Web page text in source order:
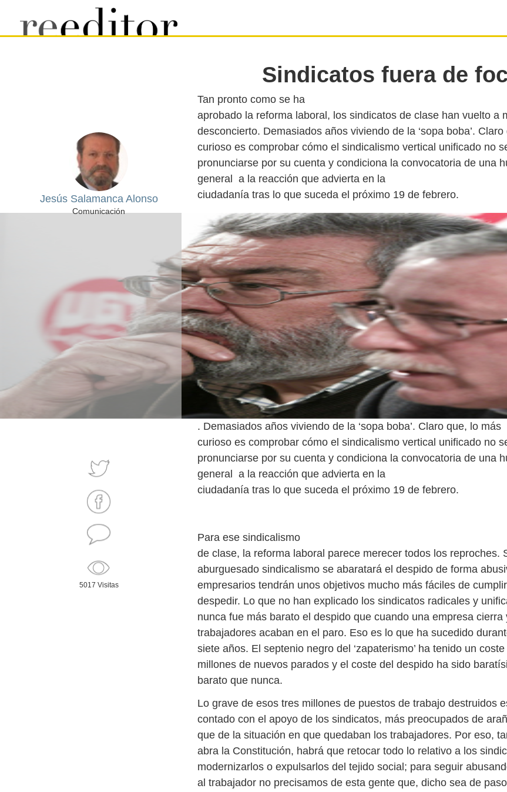
Jesús Salamanca Alonso
Comunicación
Sindicatos fuera de
Tan pronto como se ha
aprobado la reforma laboral, los sindicatos de clase han vuelto a
desconcierto. Demasiados años viviendo de la ‘sopa boba’.
curioso es comprobar cómo el sindicalismo vertical unificado no
pronunciarse por su cuenta y condiciona la convocatoria de una
general a la reacción que advierta en la
5017 Visitas
. Demasiados años viviendo de la ‘sopa boba’. Claro que, lo más
curioso es comprobar cómo el sindicalismo vertical unificado no
pronunciarse por su cuenta y condiciona la convocatoria de una
general a la reacción que advierta en la
ciudadanía tras lo que suceda el próximo 19 de febrero.
Para ese sindicalismo
de clase, la reforma laboral parece merecer todos los reproches.
aburguesado sindicalismo se abaratará el despido de forma
empresarios tendrán unos objetivos mucho más fáciles de
despedir. Lo que no han explicado los sindicatos radicales y
nunca fue más barato el despido que cuando una empresa cierra
trabajadores acaban en el paro. Eso es lo que ha sucedido
siete años. El septenio negro del ‘zapaterismo’ ha tenido un
millones de nuevos parados y el coste del despido ha sido
barato que nunca.
Lo grave de esos tres millones de puestos de trabajo destruidos
contado con el apoyo de los sindicatos, más preocupados de
que de la situación en que quedaban los trabajadores. Por eso,
abra la Constitución, habrá que retocar todo lo relativo a los
modernizarlos o expulsarlos del tejido social; para seguir
al trabajador no precisamos de esta gente que, dicho sea de